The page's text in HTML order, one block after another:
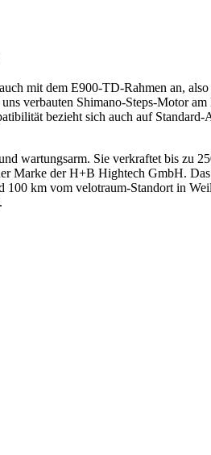
mit dem E900-TD-Rahmen an,
verbauten Shimano-Steps-Motor
bezieht sich auch auf
wartungsarm. Sie verkraftet bis zu
Marke der H+B Hightech GmbH.
km vom velotraum-Standort in